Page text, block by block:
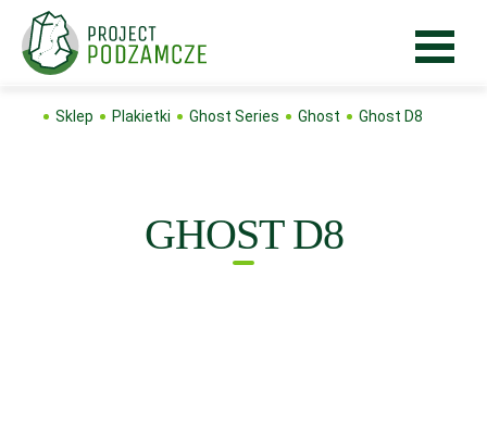
Sklep Plakietki Ghost Series Ghost Ghost D8
GHOST D8